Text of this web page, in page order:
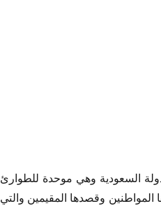
دولة السعودية وهي موحدة للطوارئ
وقصدها المقيمين والتي